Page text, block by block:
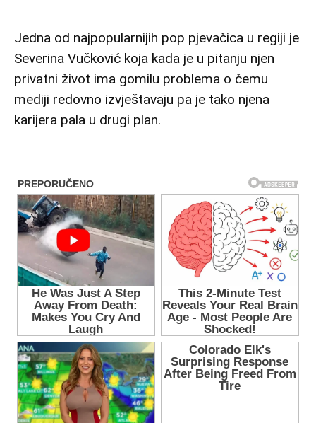
Jedna od najpopularnijih pop pjevačica u regiji je
Severina Vučković koja kada je u pitanju njen
privatni život ima gomilu problema o čemu
mediji redovno izvještavaju pa je tako njena
karijera pala u drugi plan.